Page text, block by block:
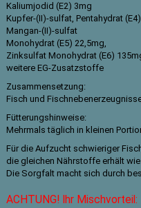
Kaliumjodid (E2) 3mg
Kupfer-(II)-sulfat, Pentahydrat
Mangan-(II)-sulfat
Monohydrat (E5) 22,5mg,
Zinksulfat Monohydrat (E6)
weitere EG-Zusatzstoffe
Zusammensetzung:
Fisch und
Fütterungshinweise:
Mehrmals täglich in kleinen
Für die Aufzucht schwieriger
die gleichen Nährstoffe erhält
Die Sorgfalt macht sich durch
ACHTUNG! Ihr Mischvorteil: